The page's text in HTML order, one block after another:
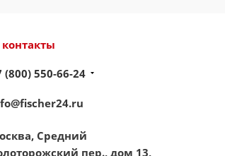
(800) 550-66-24
Средний
пер., дом 13,